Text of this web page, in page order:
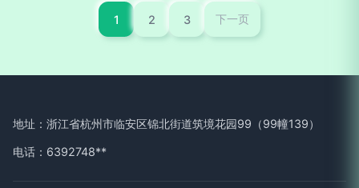
1 2 3 下一页
地址：浙江省杭州市临安区锦北街道筑境花园99（99幢139）
电话：6392748**